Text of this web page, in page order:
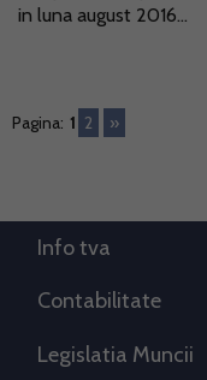
in luna august 2016...
Pagina: 1 2 »
Info tva
Contabilitate
Legislatia Muncii